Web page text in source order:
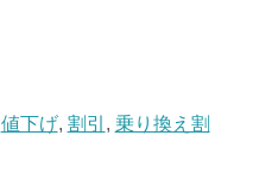
値下げ, 割引 , 乗り換え割